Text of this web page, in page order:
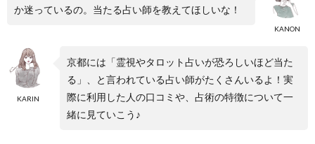
KANON
か迷っているの。当たる占い師を教えてほしいな！
KARIN
京都には「霊視やタロット占いが恐ろしいほど当た
る」、と言われている占い師がたくさんいるよ！実
際に利用した人の口コミや、占術の特徴について一
緒に見ていこう♪